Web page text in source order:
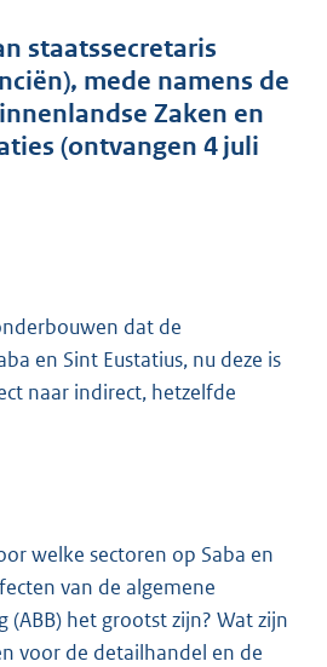
4
b
staatssecretaris
mede namens de
Zaken en
(ontvangen 4 juli
dat de
en Sint Eustatius, nu deze is
naar indirect, hetzelfde
welke sectoren op Saba en
van de algemene
(ABB) het grootst zijn? Wat zijn
voor de detailhandel en de